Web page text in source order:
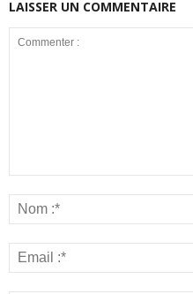
LAISSER UN COMMENTAIRE